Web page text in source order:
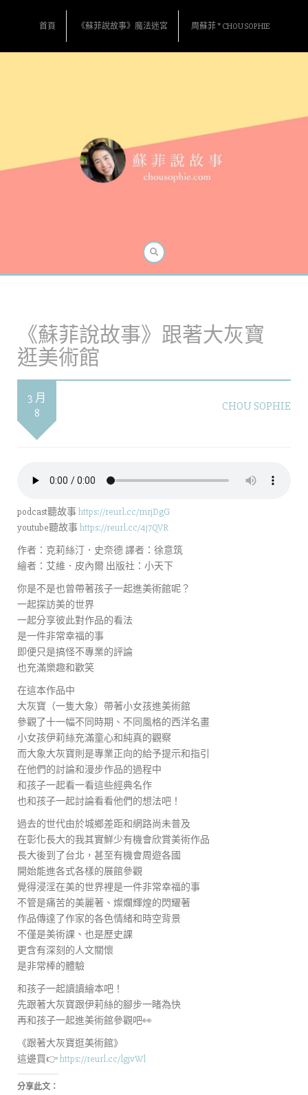
首頁 《蘇菲說故事》魔法迷宮 周蘇菲 * CHOU SOPHIE
《蘇菲說故事》跟著大灰寶
逛美術館
3 月
8
CHOU SOPHIE
podcast聽故事https://reurl.cc/mrjDgG
youtube聽故事https://reurl.cc/4j7QVR
作者：克莉絲汀．史奈德 譯者：徐意筑
繪者：艾維．皮內爾 出版社：小天下
你是不是也曾帶著孩子一起進美術館呢？
一起探訪美的世界
一起分享彼此對作品的看法
是一件非常幸福的事
即便只是搞怪不專業的評論
也充滿樂趣和歡笑
在這本作品中
大灰寶（一隻大象）帶著小女孩進美術館
參觀了十一幅不同時期、不同風格的西洋名畫
小女孩伊莉絲充滿童心和純真的觀察
而大象大灰寶則是專業正向的給予提示和指引
在他們的討論和漫步作品的過程中
和孩子一起看一看這些經典名作
也和孩子一起討論看看他們的想法吧！
過去的世代由於城鄉差距和網路尚未普及
在彰化長大的我其實鮮少有機會欣賞美術作品
長大後到了台北，甚至有機會周遊各國
開始能進各式各樣的展館參觀
覺得浸淫在美的世界裡是一件非常幸福的事
不管是痛苦的美麗著、燦爛輝煌的閃耀著
作品傳達了作家的各色情緒和時空背景
不僅是美術課、也是歷史課
更含有深刻的人文關懷
是非常棒的體驗
和孩子一起讀讀繪本吧！
先跟著大灰寶跟伊莉絲的腳步一睹為快
再和孩子一起進美術館參觀吧👀
《跟著大灰寶逛美術館》
這邊買👉https://reurl.cc/lgjvWl
分享此文：